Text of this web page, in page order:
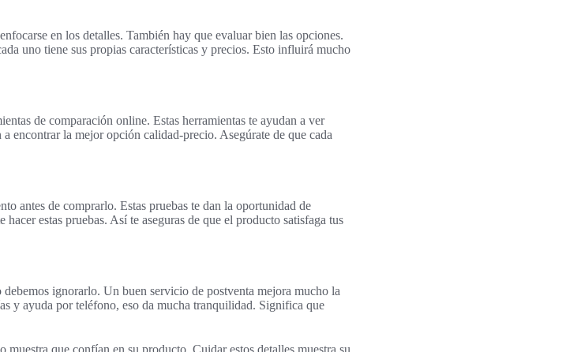
en los detalles. También hay que evaluar bien las opciones.
uno tiene sus propias características y precios. Esto influirá mucho
de comparación online. Estas herramientas te ayudan a ver
encontrar la mejor opción calidad-precio. Asegúrate de que cada
antes de comprarlo. Estas pruebas te dan la oportunidad de
estas pruebas. Así te aseguras de que el producto satisfaga tus
ignorarlo. Un buen servicio de postventa mejora mucho la
y ayuda por teléfono, eso da mucha tranquilidad. Significa que
muestra que confían en su producto. Cuidar estos detalles muestra su